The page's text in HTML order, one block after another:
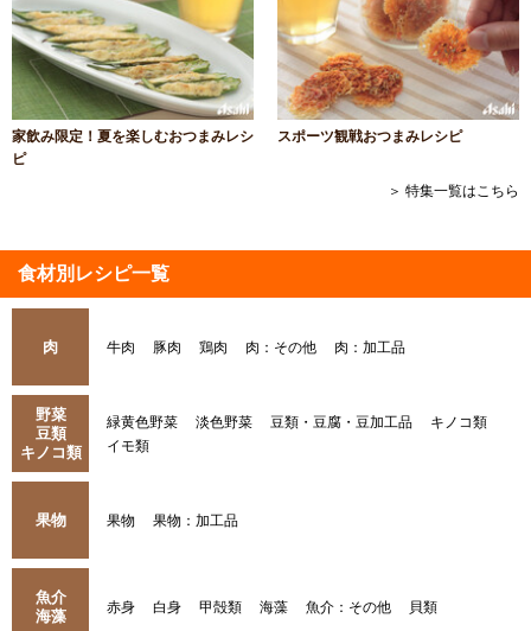
家飲み限定！夏を楽しむおつまみレシ
ピ
スポーツ観戦おつまみレシピ
＞ 特集一覧はこちら
食材別レシピ一覧
肉 牛肉 豚肉 鶏肉 肉：その他 肉：加工品
野菜
豆類
キノコ類
緑黄色野菜 淡色野菜 豆類・豆腐・豆加工品
キノコ類
イモ類
果物 果物 果物：加工品
魚介
海藻
赤身 白身 甲殻類 海藻 魚介：その他 貝類